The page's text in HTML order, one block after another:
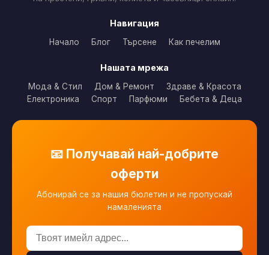
Навигация
Начало Блог Търсене Как печелим
Нашата мрежа
Мода & Стил Дом & Ремонт
Здраве & Красота
Електроника
Спорт Парфюми Бебета & Деца
📧 Получавай най-добрите
оферти
Абонирай се за нашия бюлетин и не пропускай
намаленията